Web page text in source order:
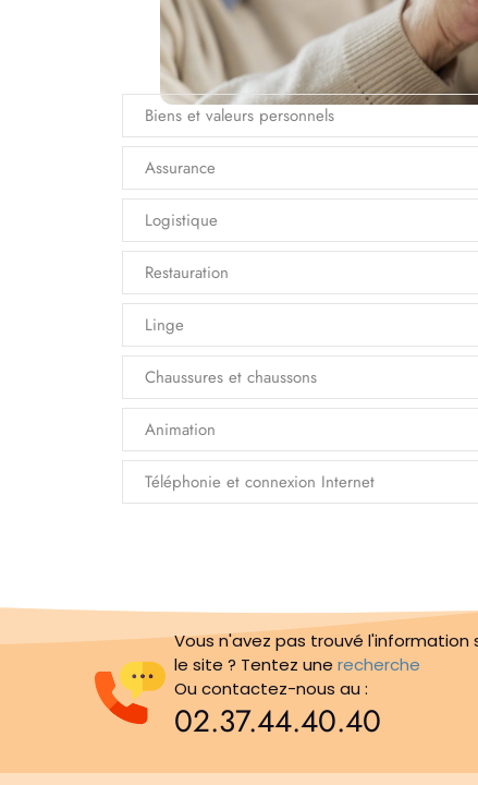
Biens et valeurs personnels
Assurance
Logistique
Restauration
Linge
Chaussures et chaussons
Animation
Téléphonie et connexion Internet
Vous n'avez pas trouvé l'information
le site ? Tentez une recherche
Ou contactez-nous au :
02.37.44.40.40